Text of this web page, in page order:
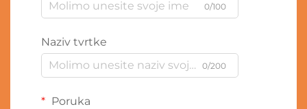
0/100
Naziv tvrtke
0/200
Poruka